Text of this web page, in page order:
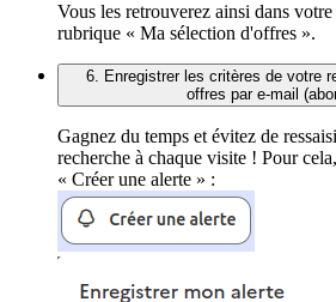
Vous les retrouverez ainsi dans votre
rubrique « Ma sélection d'offres ».
6. Enregistrer les critères de votre
offres par e-mail
Gagnez du temps et évitez de
recherche à chaque visite ! Pour
« Créer une alerte » :